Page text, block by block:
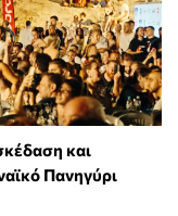
και
Πανηγύρι